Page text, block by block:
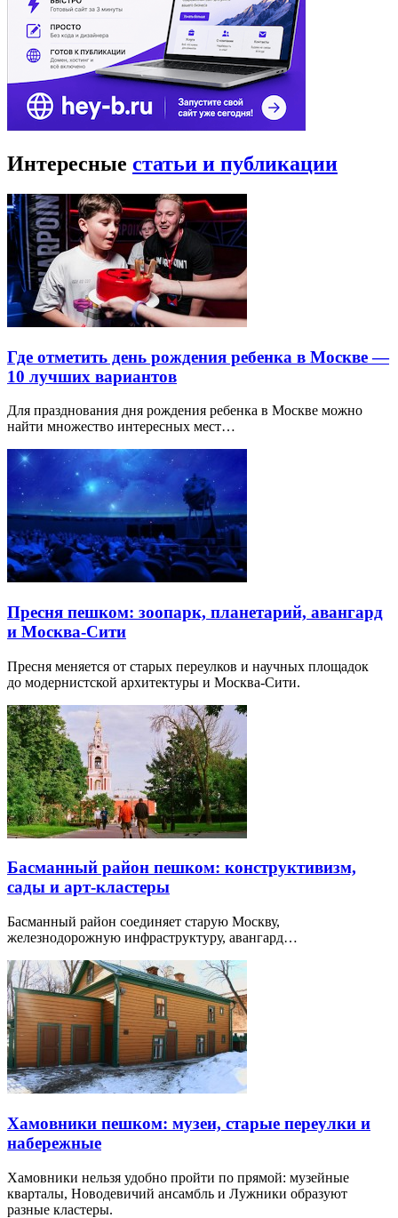
Интересные статьи и публикации
Где отметить день рождения ребенка в Москве —
10 лучших вариантов
Для празднования дня рождения ребенка в Москве можно
найти множество интересных мест…
Пресня пешком: зоопарк, планетарий, авангард
и Москва-Сити
Пресня меняется от старых переулков и научных площадок
до модернистской архитектуры и Москва-Сити.
Басманный район пешком: конструктивизм,
сады и арт-кластеры
Басманный район соединяет старую Москву,
железнодорожную инфраструктуру, авангард…
Хамовники пешком: музеи, старые переулки и
набережные
Хамовники нельзя удобно пройти по прямой: музейные
кварталы, Новодевичий ансамбль и Лужники образуют
разные кластеры.